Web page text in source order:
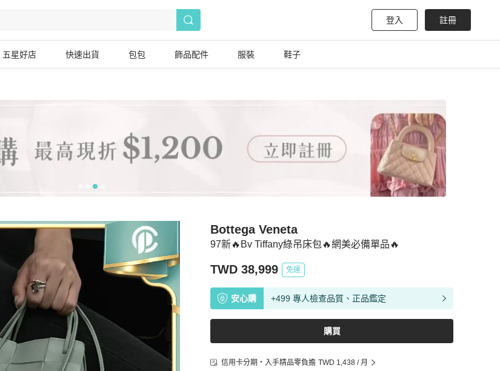
登入 註冊
五星好店 快速出貨 包包 飾品配件 服裝 鞋子
97新🔥Bv Tiffany綠吊床包🔥網美必備單品🔥
Bottega Veneta
TWD 38,999 免運
安心購 +499 專人檢查品質、正品鑑定
購買
信用卡分期・入手精品零負擔 TWD 1,438 / 月